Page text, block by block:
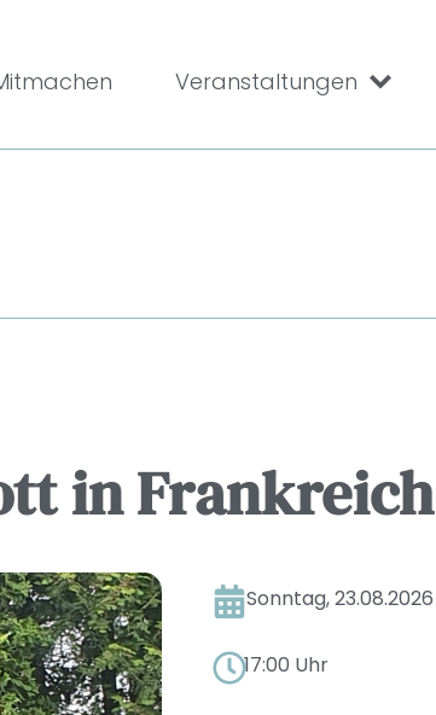
Veranstaltungen
in Frankreich
Sonntag, 23.08.2026
17:00 Uhr